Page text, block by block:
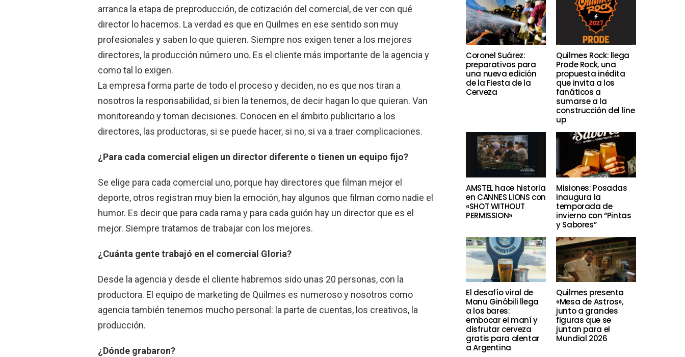
arranca la etapa de preproducción, de cotización del comercial, de ver con qué
director lo hacemos. La verdad es que en Quilmes en ese sentido son muy
profesionales y saben lo que quieren. Siempre nos exigen tener a los mejores
directores, la producción número uno. Es el cliente más importante de la agencia y
como tal lo exigen.
La empresa forma parte de todo el proceso y deciden, no es que nos tiran a
nosotros la responsabilidad, si bien la tenemos, de decir hagan lo que quieran. Van
monitoreando y toman decisiones. Conocen en el ámbito publicitario a los
directores, las productoras, si se puede hacer, si no, si va a traer complicaciones.
¿Para cada comercial eligen un director diferente o tienen un equipo fijo?
Se elige para cada comercial uno, porque hay directores que filman mejor el
deporte, otros registran muy bien la emoción, hay algunos que filman como nadie el
humor. Es decir que para cada rama y para cada guión hay un director que es el
mejor. Siempre tratamos de trabajar con los mejores.
¿Cuánta gente trabajó en el comercial Gloria?
Desde la agencia y desde el cliente habremos sido unas 20 personas, con la
productora. El equipo de marketing de Quilmes es numeroso y nosotros como
agencia también tenemos mucho personal: la parte de cuentas, los creativos, la
producción.
¿Dónde grabaron?
Coronel Suárez:
preparativos para
una nueva edición
de la Fiesta de la
Cerveza
Quilmes Rock: llega
Prode Rock, una
propuesta inédita
que invita a los
fanáticos a
sumarse a la
construcción del line
up
AMSTEL hace historia
en CANNES LIONS con
«SHOT WITHOUT
PERMISSION»
Misiones: Posadas
inaugura la
temporada de
invierno con “Pintas
y Sabores”
El desafío viral de
Manu Ginóbili llega
a los bares:
embocar el maní y
disfrutar cerveza
gratis para alentar
a Argentina
Quilmes presenta
«Mesa de Astros»,
junto a grandes
figuras que se
juntan para el
Mundial 2026